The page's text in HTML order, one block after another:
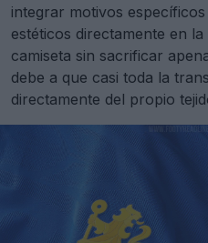
integrar motivos
estéticos directamente en
camiseta sin sacrificar
debe a que casi toda la
directamente del propio